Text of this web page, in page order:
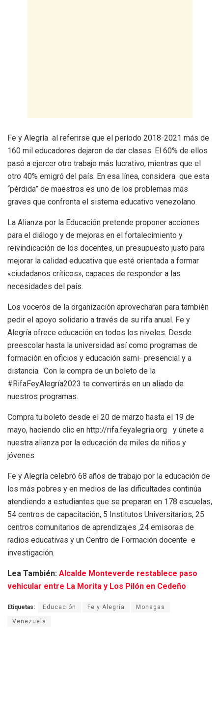
Fe y Alegría al referirse que el período 2018-2021 más de
160 mil educadores dejaron de dar clases. El 60% de ellos
pasó a ejercer otro trabajo más lucrativo, mientras que el
otro 40% emigró del país. En esa línea, considera que esta
“pérdida” de maestros es uno de los problemas más
graves que confronta el sistema educativo venezolano.
La Alianza por la Educación pretende proponer acciones
para el diálogo y de mejoras en el fortalecimiento y
reivindicación de los docentes, un presupuesto justo para
mejorar la calidad educativa que esté orientada a formar
«ciudadanos críticos», capaces de responder a las
necesidades del país.
Los voceros de la organización aprovecharan para también
pedir el apoyo solidario a través de su rifa anual. Fe y
Alegría ofrece educación en todos los niveles. Desde
preescolar hasta la universidad así como programas de
formación en oficios y educación sami- presencial y a
distancia. Con la compra de un boleto de la
#RifaFeyAlegría2023 te convertirás en un aliado de
nuestros programas.
Compra tu boleto desde el 20 de marzo hasta el 19 de
mayo, haciendo clic en http://rifa.feyalegria.org y únete a
nuestra alianza por la educación de miles de niños y
jóvenes.
Fe y Alegría celebró 68 años de trabajo por la educación de
los más pobres y en medios de las dificultades continúa
atendiendo a estudiantes que se preparan en 178 escuelas,
54 centros de capacitación, 5 Institutos Universitarios, 25
centros comunitarios de aprendizajes ,24 emisoras de
radios educativas y un Centro de Formación docente e
investigación.
Lea También: Alcalde Monteverde restablece paso
vehicular entre La Morita y Los Pilón en Cedeño
Etiquetas: Educación Fe y Alegría Monagas
Venezuela